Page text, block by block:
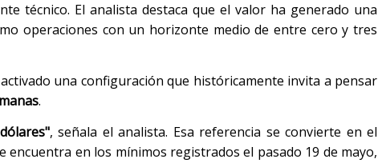
técnico. El analista destaca que el valor ha generado una
operaciones con un horizonte medio de entre cero y tres
una configuración que históricamente invita a pensar
.
, señala el analista. Esa referencia se convierte en el
en los mínimos registrados el pasado 19 de mayo,